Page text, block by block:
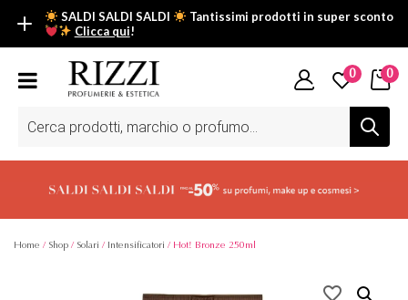
SALDI SALDI SALDI
Tantissimi prodotti in super sconto
Clicca qui!
SALDI SALDI SALDI
Fino al -50% su tantissimi prodotti beauty nella sezione saldi: il
Scopri tutti i prodotti in super saldo!Clicca qui
prodotti
0 0
Home / Shop / Solari / Intensificatori / Hot! Bronze 250ml